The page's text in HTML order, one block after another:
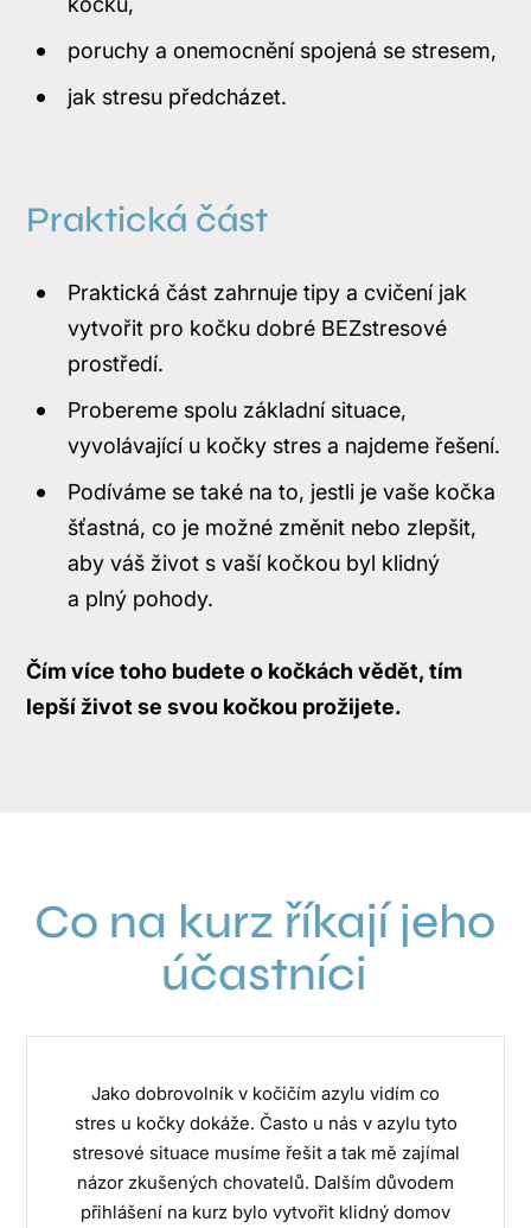
poruchy a onemocnění spojená se stresem,
jak stresu předcházet.
Praktická část
Praktická část zahrnuje tipy a cvičení jak
vytvořit pro kočku dobré BEZstresové
prostředí.
Probereme spolu základní situace,
vyvolávající u kočky stres a najdeme řešení.
Podíváme se také na to, jestli je vaše kočka
šťastná, co je možné změnit nebo zlepšit,
aby váš život s vaší kočkou byl klidný
a plný pohody.
Čím více toho budete o kočkách vědět, tím
lepší život se svou kočkou prožijete.
Co na kurz říkají jeho
účastníci
Jako dobrovolník v kočičím azylu vidím co
stres u kočky dokáže. Často u nás v azylu tyto
stresové situace musíme řešit a tak mě zajímal
názor zkušených chovatelů. Dalším důvodem
přihlášení na kurz bylo vytvořit klidný domov